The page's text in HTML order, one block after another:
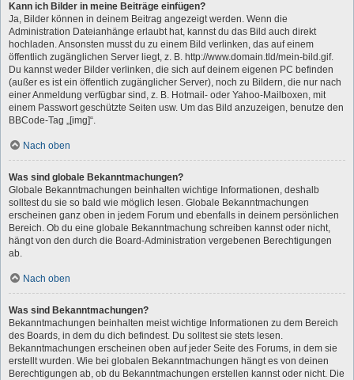
Kann ich Bilder in meine Beiträge einfügen?
Ja, Bilder können in deinem Beitrag angezeigt werden. Wenn die
Administration Dateianhänge erlaubt hat, kannst du das Bild auch direkt
hochladen. Ansonsten musst du zu einem Bild verlinken, das auf einem
öffentlich zugänglichen Server liegt, z. B. http://www.domain.tld/mein-bild.gif.
Du kannst weder Bilder verlinken, die sich auf deinem eigenen PC befinden
(außer es ist ein öffentlich zugänglicher Server), noch zu Bildern, die nur nach
einer Anmeldung verfügbar sind, z. B. Hotmail- oder Yahoo-Mailboxen, mit
einem Passwort geschützte Seiten usw. Um das Bild anzuzeigen, benutze den
BBCode-Tag „[img]“.
Nach oben
Was sind globale Bekanntmachungen?
Globale Bekanntmachungen beinhalten wichtige Informationen, deshalb
solltest du sie so bald wie möglich lesen. Globale Bekanntmachungen
erscheinen ganz oben in jedem Forum und ebenfalls in deinem persönlichen
Bereich. Ob du eine globale Bekanntmachung schreiben kannst oder nicht,
hängt von den durch die Board-Administration vergebenen Berechtigungen
ab.
Nach oben
Was sind Bekanntmachungen?
Bekanntmachungen beinhalten meist wichtige Informationen zu dem Bereich
des Boards, in dem du dich befindest. Du solltest sie stets lesen.
Bekanntmachungen erscheinen oben auf jeder Seite des Forums, in dem sie
erstellt wurden. Wie bei globalen Bekanntmachungen hängt es von deinen
Berechtigungen ab, ob du Bekanntmachungen erstellen kannst oder nicht. Die